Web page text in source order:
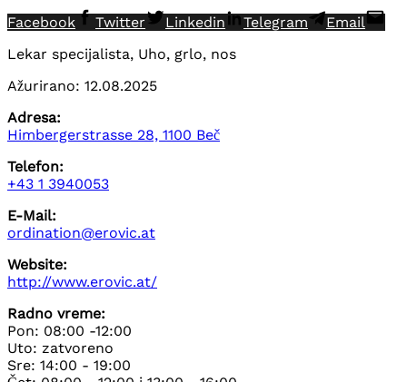
Facebook Twitter Linkedin Telegram
Email
Lekar specijalista, Uho, grlo, nos
Ažurirano: 12.08.2025
Adresa:
Himbergerstrasse 28, 1100 Beč
Telefon:
+43 1 3940053
E-Mail:
ordination@erovic.at
Website:
http://www.erovic.at/
Radno vreme:
Pon: 08:00 -12:00
Uto: zatvoreno
Sre: 14:00 - 19:00